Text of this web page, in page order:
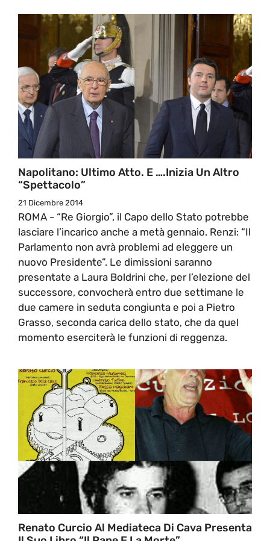
Napolitano: Ultimo Atto. E ….inizia Un Altro
“spettacolo”
21 Dicembre 2014
ROMA - “Re Giorgio”, il Capo dello Stato potrebbe
lasciare l’incarico anche a metà gennaio. Renzi: “Il
Parlamento non avrà problemi ad eleggere un
nuovo Presidente”. Le dimissioni saranno
presentate a Laura Boldrini che, per l’elezione del
successore, convocherà entro due settimane le
due camere in seduta congiunta e poi a Pietro
Grasso, seconda carica dello stato, che da quel
momento eserciterà le funzioni di reggenza.
Renato Curcio Al Mediateca Di Cava Presenta